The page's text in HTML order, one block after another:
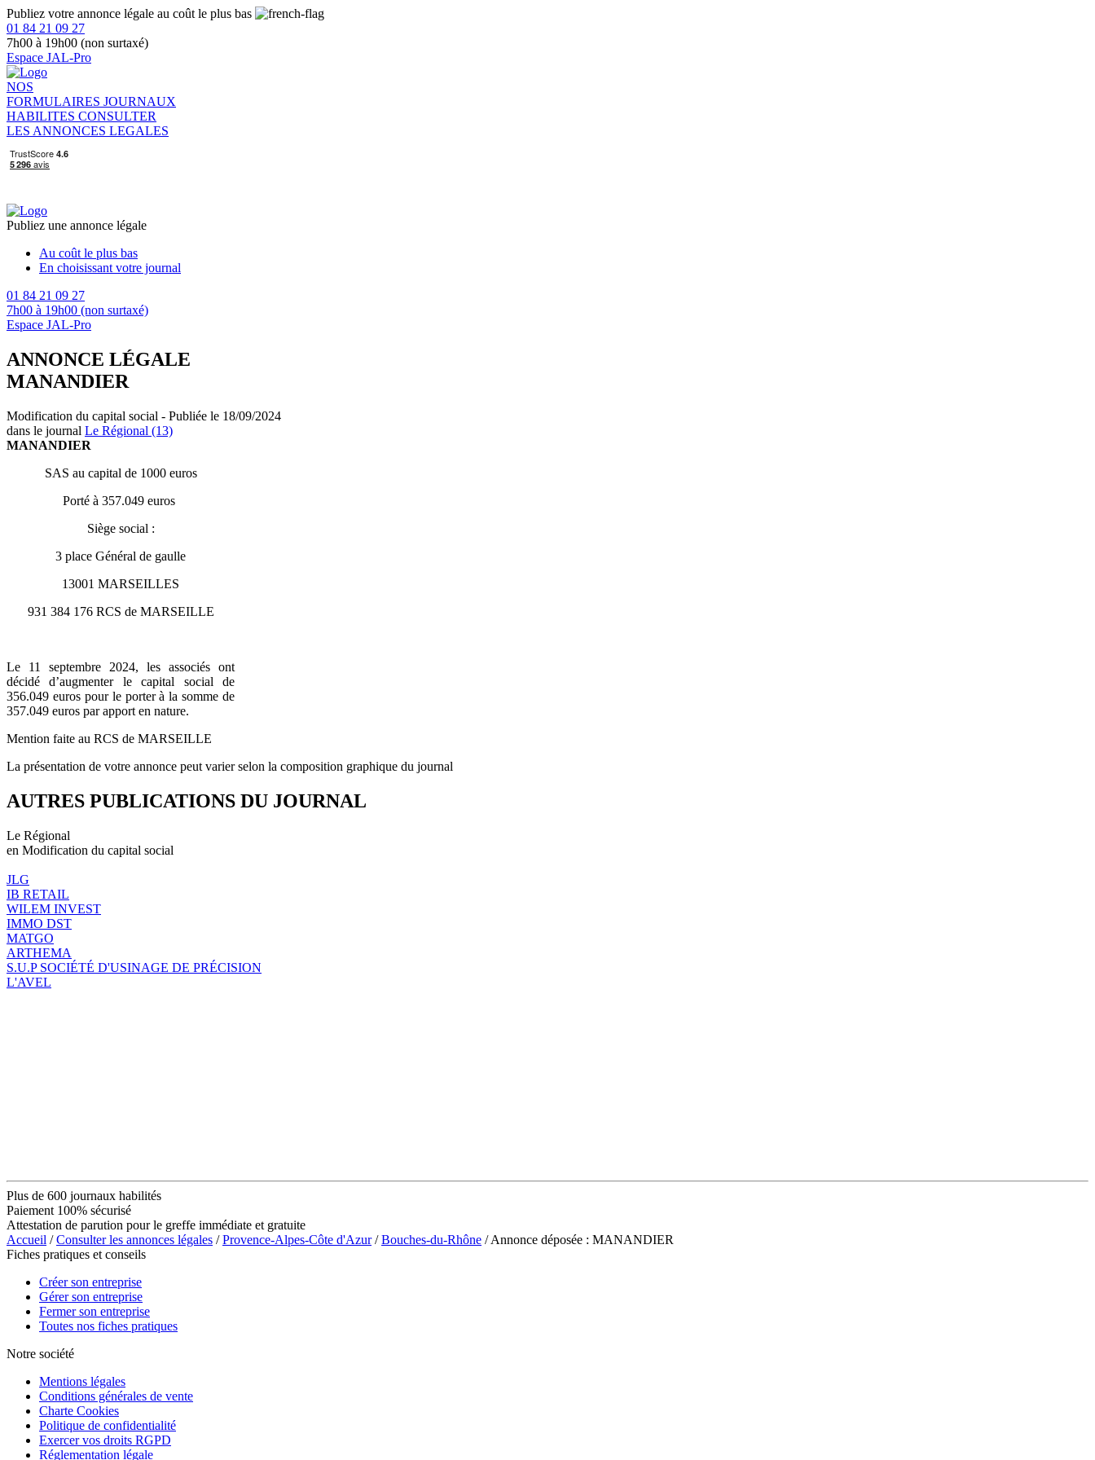
Publiez votre annonce légale au coût le plus bas
01 84 21 09 27
7h00 à 19h00 (non surtaxé)
Espace JAL-Pro
NOS
FORMULAIRES JOURNAUX
HABILITES CONSULTER
LES ANNONCES LEGALES
Publiez une annonce légale
Au coût le plus bas
En choisissant votre journal
01 84 21 09 27
7h00 à 19h00 (non surtaxé)
Espace JAL-Pro
ANNONCE LÉGALE
MANANDIER
Modification du capital social - Publiée le 18/09/2024
dans le journal Le Régional (13)
MANANDIER
SAS au capital de 1000 euros
Porté à 357.049 euros
Siège social :
3 place Général de gaulle
13001 MARSEILLES
931 384 176 RCS de MARSEILLE
Le 11 septembre 2024, les associés ont
décidé d’augmenter le capital social de
356.049 euros pour le porter à la somme de
357.049 euros par apport en nature.
Mention faite au RCS de MARSEILLE
La présentation de votre annonce peut varier selon la composition graphique du journal
AUTRES PUBLICATIONS DU JOURNAL
Le Régional
en Modification du capital social
JLG
IB RETAIL
WILEM INVEST
IMMO DST
MATGO
ARTHEMA
S.U.P SOCIÉTÉ D'USINAGE DE PRÉCISION
L'AVEL
Plus de 600 journaux habilités
Paiement 100% sécurisé
Attestation de parution pour le greffe immédiate et gratuite
Accueil /Consulter les annonces légales /Provence-Alpes-Côte d'Azur/Bouches-du-Rhône / Annonce déposée : MANANDIER
Fiches pratiques et conseils
Créer son entreprise
Gérer son entreprise
Fermer son entreprise
Toutes nos fiches pratiques
Notre société
Mentions légales
Conditions générales de vente
Charte Cookies
Politique de confidentialité
Exercer vos droits RGPD
Réglementation légale